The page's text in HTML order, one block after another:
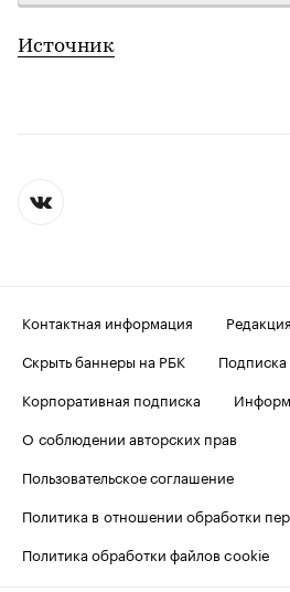
Источник
Контактная информация
Редакция
Скрыть баннеры на РБК
Корпоративная подписка
О соблюдении авторских прав
Пользовательское соглашение
Политика в отношении обработки
Политика обработки файлов cookie